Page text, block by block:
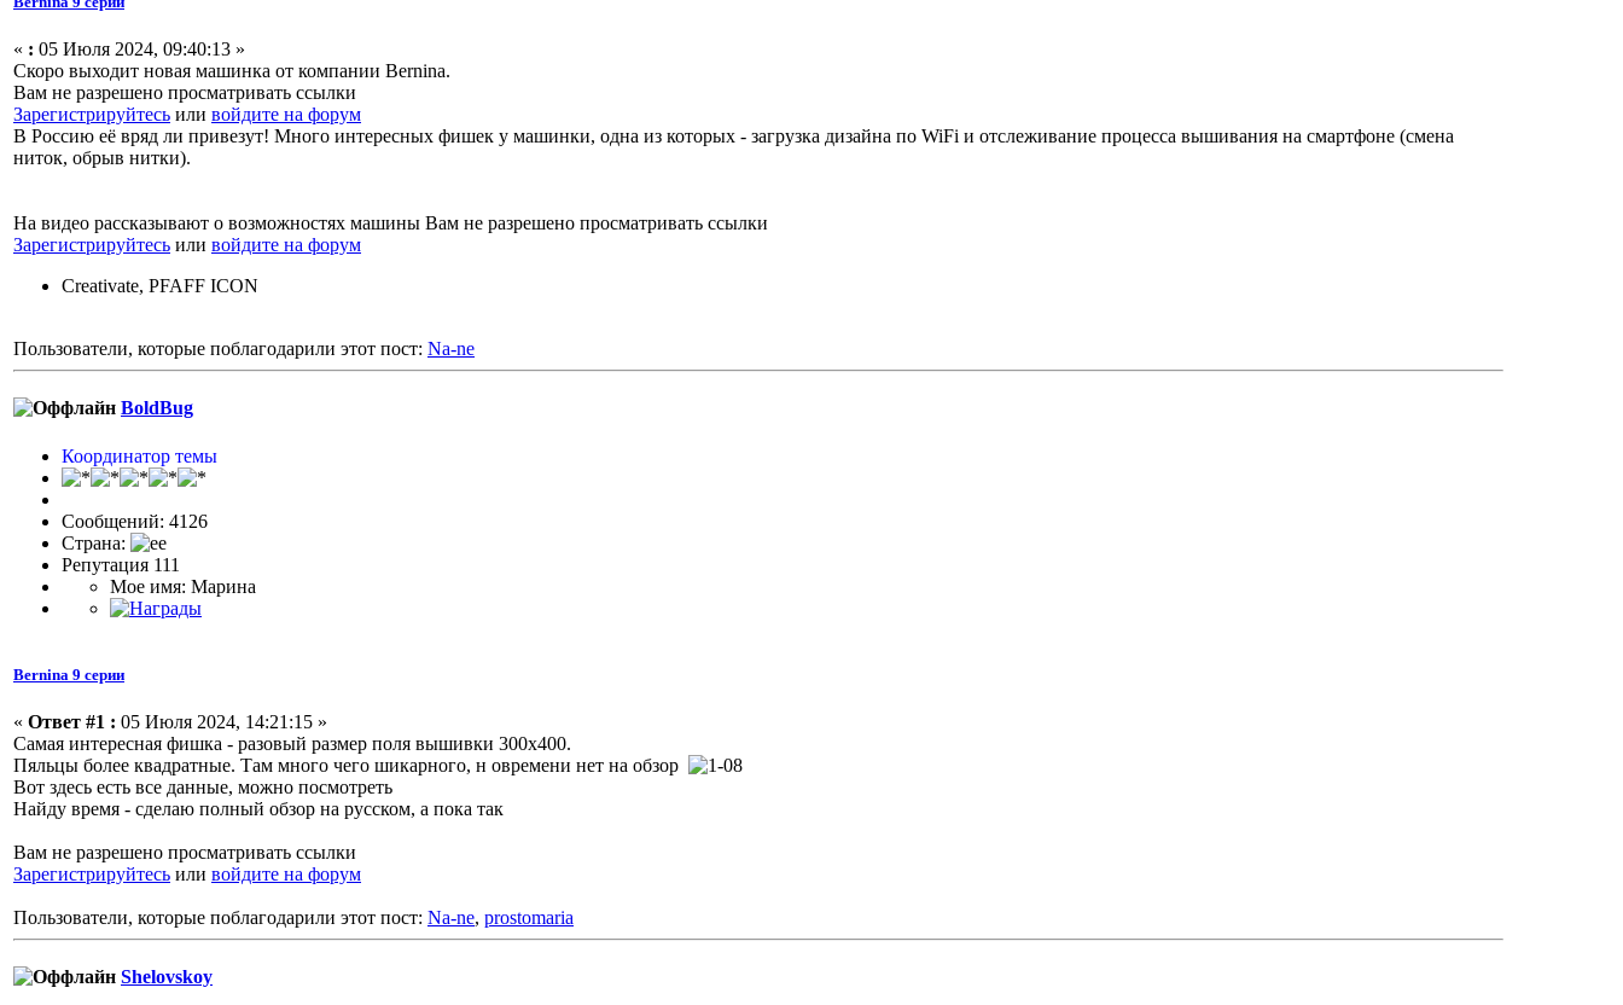
« : 05 Июля 2024, 09:40:13 »
Скоро выходит новая машинка от компании Bernina.
Вам не разрешено просматривать ссылки
Зарегистрируйтесь или войдите на форум
В Россию её вряд ли привезут! Много интересных фишек у машинки, одна из которых - загрузка дизайна по WiFi и отслеживание процесса вышивания на смартфоне (смена
ниток, обрыв нитки).
На видео рассказывают о возможностях машины Вам не разрешено просматривать ссылки
Зарегистрируйтесь или войдите на форум
Creativate, PFAFF ICON
Пользователи, которые поблагодарили этот пост: Na-ne
BoldBug
Координатор темы
Сообщений: 4126
Страна:
Репутация 111
Мое имя: Марина
Bernina 9 серии
« Ответ #1 : 05 Июля 2024, 14:21:15 »
Самая интересная фишка - разовый размер поля вышивки 300х400.
Пяльцы более квадратные. Там много чего шикарного, н овремени нет на обзор
Вот здесь есть все данные, можно посмотреть
Найду время - сделаю полный обзор на русском, а пока так
Вам не разрешено просматривать ссылки
Зарегистрируйтесь или войдите на форум
Пользователи, которые поблагодарили этот пост: Na-ne, prostomaria
Shelovskoy